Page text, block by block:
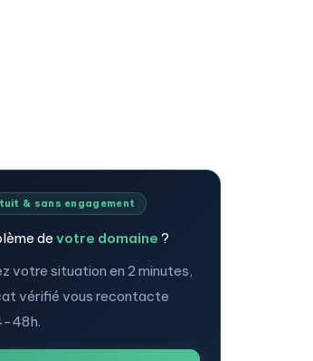
& sans engagement
de votre domaine ?
votre situation en 2 minutes,
vérifié vous recontacte
48h.